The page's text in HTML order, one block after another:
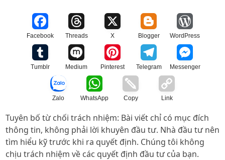
Facebook Threads X Blogger WordPress
Tumblr Medium Pinterest Telegram Messenger
Zalo WhatsApp Copy Link
Tuyên bố từ chối trách nhiệm: Bài viết chỉ có mục đích
thông tin, không phải lời khuyên đầu tư. Nhà đầu tư nên
tìm hiểu kỹ trước khi ra quyết định. Chúng tôi không
chịu trách nhiệm về các quyết định đầu tư của bạn.